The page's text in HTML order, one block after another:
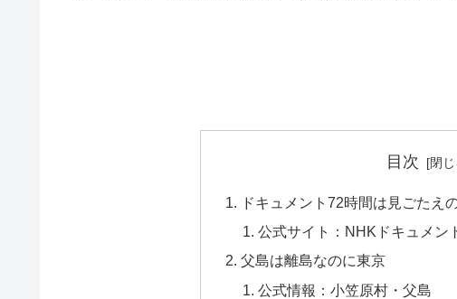
目次
ドキュメント72時間は見ごたえ
公式サイト：NHKドキュメン
父島は離島なのに東京
公式情報：小笠原村・父島